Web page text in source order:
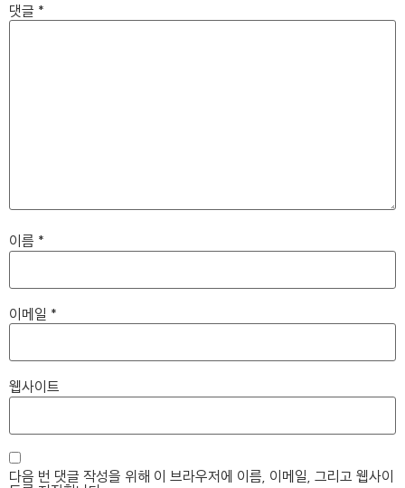
댓글 *
이름 *
이메일 *
웹사이트
다음 번 댓글 작성을 위해 이 브라우저에 이름, 이메일, 그리고 웹사이